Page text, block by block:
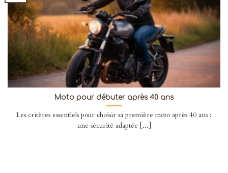
Moto pour débuter après 40 ans
Les critères essentiels pour choisir sa première moto après 40 ans :
une sécurité adaptée [...]